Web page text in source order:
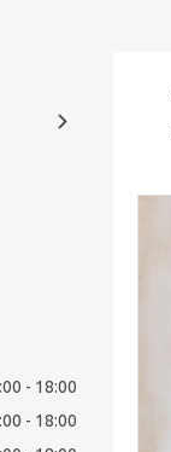
18:00
18:00